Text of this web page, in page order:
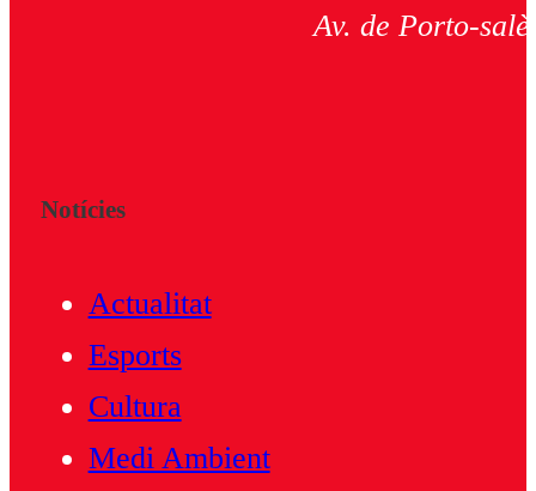
Av. de Porto-
Notícies
Actualitat
Esports
Cultura
Medi Ambient